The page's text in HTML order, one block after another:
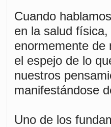
Cuando
en la salud
enormemente de
el espejo de lo
nuestros
manifestándose
Uno de los